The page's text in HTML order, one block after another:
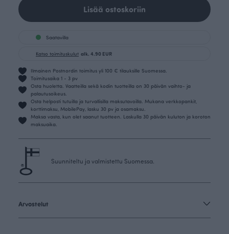
Lisää ostoskoriin
Saatavilla
Katso toimituskulut alk. 4.90 EUR
Ilmainen Postnordin toimitus yli 100 € tilauksille Suomessa.
Toimitusaika 1 - 3 pv
Osta huoletta. Vaatteilla sekä kodin tuotteilla on 30 päivän vaihto- ja
palautusoikeus.
Osta helposti tutuilla ja turvallisilla maksutavoilla. Mukana verkkopankit,
korttimaksu, MobilePay, lasku 30 pv ja osamaksu.
Maksa vasta, kun olet saanut tuotteen. Laskulla 30 päivän kuluton ja koroton
maksuaika.
Suunniteltu ja valmistettu Suomessa.
Arvostelut